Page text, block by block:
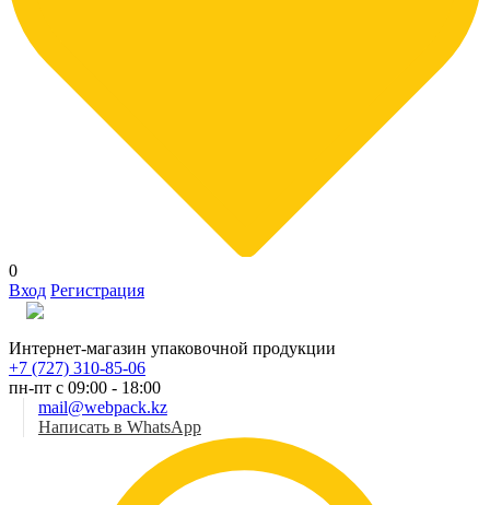
0
Вход Регистрация
Интернет-магазин упаковочной продукции
+7 (727) 310-85-06
пн-пт с 09:00 - 18:00
mail@webpack.kz
Написать в WhatsApp